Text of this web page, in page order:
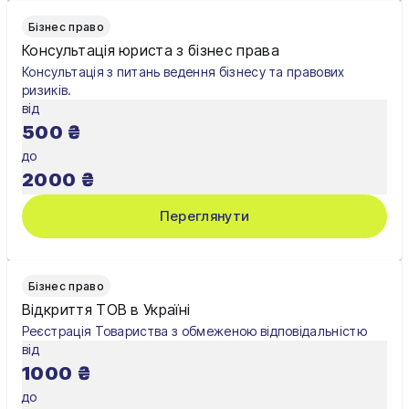
Умань
Харків
Херсон
Хмельницький
Черкаси
Чернігів
Шостка
Житомир
Київ
Бізнес право
Консультація юриста з бізнес права
Консультація з питань ведення бізнесу та правових
ризиків.
від
500 ₴
до
2000 ₴
Переглянути
Бізнес право
Відкриття ТОВ в Україні
Реєстрація Товариства з обмеженою відповідальністю
від
1000 ₴
до